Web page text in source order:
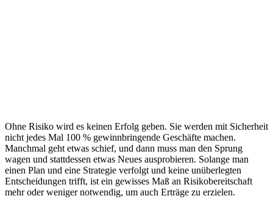
Ohne Risiko wird es keinen Erfolg geben. Sie werden mit Sicherheit
nicht jedes Mal 100 % gewinnbringende Geschäfte machen.
Manchmal geht etwas schief, und dann muss man den Sprung
wagen und stattdessen etwas Neues ausprobieren. Solange man
einen Plan und eine Strategie verfolgt und keine unüberlegten
Entscheidungen trifft, ist ein gewisses Maß an Risikobereitschaft
mehr oder weniger notwendig, um auch Erträge zu erzielen.